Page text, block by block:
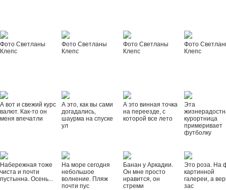
Фото Светланы
Клепс
Фото Светланы
Клепс
Фото Светланы
Клепс
Фото
Клепс
А вот и свежий курс
валют. Как-то он
меня впечатли
А это, как вы сами
догадались,
шаурма на спуске
ул
А это винная точка
на переезде, с
которой все лето
Эта
курортница
примеривает
футболку
Набережная тоже
чиста и почти
пустынна. Осень...
На море сегодня
небольшое
волнение. Пляж
почти пус
Банан у Аркадии.
Он мне просто
нравится, он
стреми
Это роза. На
картинной
галереи, а
зас